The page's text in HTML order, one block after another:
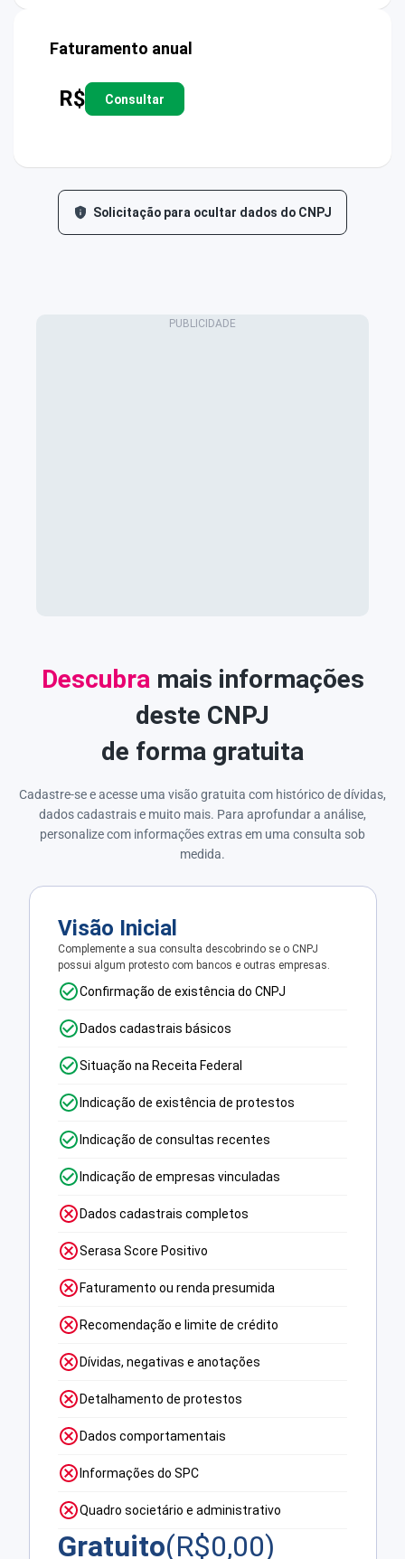
Faturamento anual
R$ Consultar
Solicitação para ocultar dados do CNPJ
Descubramais informações
deste CNPJ
de forma gratuita
Cadastre-se e acesse uma visão gratuita com histórico de dívidas,
dados cadastrais e muito mais. Para aprofundar a análise,
personalize com informações extras em uma consulta sob
medida.
Visão Inicial
Complemente a sua consulta descobrindo se o CNPJ
possui algum protesto com bancos e outras empresas.
Confirmação de existência do CNPJ
Dados cadastrais básicos
Situação na Receita Federal
Indicação de existência de protestos
Indicação de consultas recentes
Indicação de empresas vinculadas
Dados cadastrais completos
Serasa Score Positivo
Faturamento ou renda presumida
Recomendação e limite de crédito
Dívidas, negativas e anotações
Detalhamento de protestos
Dados comportamentais
Informações do SPC
Quadro societário e administrativo
Gratuito(R$0,00)